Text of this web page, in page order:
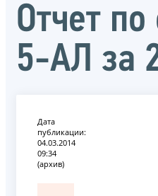
Отчет
5-АЛ за
Дата
публикации:
04.03.2014
09:34
(архив)